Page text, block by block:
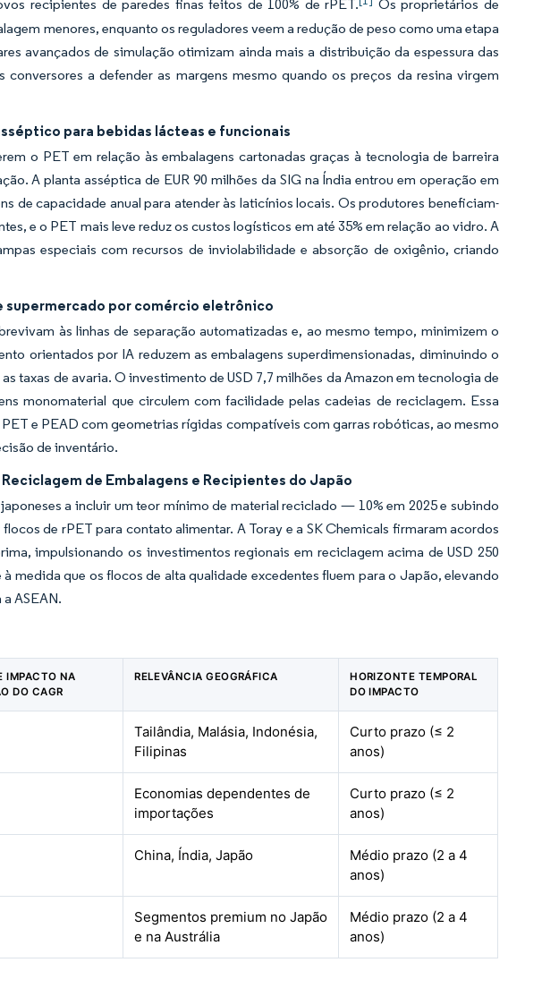
recipientes de paredes finas feitos de 100% de rPET.
Os proprietários de
menores, enquanto os reguladores veem a redução de peso como uma etapa
avançados de simulação otimizam ainda mais a distribuição da espessura das
a defender as margens mesmo quando os preços da resina virgem
para bebidas lácteas e funcionais
o PET em relação às embalagens cartonadas graças à tecnologia de barreira
A planta asséptica de EUR 90 milhões da SIG na Índia entrou em operação em
de capacidade anual para atender às laticínios locais. Os produtores beneficiam-
e o PET mais leve reduz os custos logísticos em até 35% em relação ao vidro. A
especiais com recursos de inviolabilidade e absorção de oxigênio, criando
supermercado por comércio eletrônico
às linhas de separação automatizadas e, ao mesmo tempo, minimizem o
orientados por IA reduzem as embalagens superdimensionadas, diminuindo o
taxas de avaria. O investimento de USD 7,7 milhões da Amazon em tecnologia de
monomaterial que circulem com facilidade pelas cadeias de reciclagem. Essa
e PEAD com geometrias rígidas compatíveis com garras robóticas, ao mesmo
de inventário.
de Embalagens e Recipientes do Japão
a incluir um teor mínimo de material reciclado — 10% em 2025 e subindo
de rPET para contato alimentar. A Toray e a SK Chemicals firmaram acordos
impulsionando os investimentos regionais em reciclagem acima de USD 250
medida que os flocos de alta qualidade excedentes fluem para o Japão, elevando
ASEAN.
IMPACTO NA
DO CAGR
RELEVÂNCIA GEOGRÁFICA
HORIZONTE TEMPORAL
DO IMPACTO
Tailândia, Malásia, Indonésia,
Filipinas
Curto prazo (≤ 2
anos)
Economias dependentes de
importações
Curto prazo (≤ 2
anos)
China, Índia, Japão
Médio prazo (2 a 4
anos)
Segmentos premium no Japão
e na Austrália
Médio prazo (2 a 4
anos)